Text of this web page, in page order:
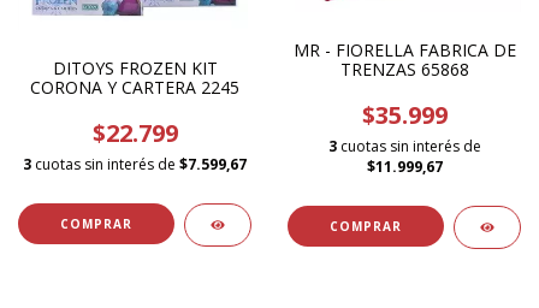
DITOYS FROZEN KIT
CORONA Y CARTERA 2245
$22.799
3 cuotas sin interés de $7.599,67
COMPRAR
MR - FIORELLA FABRICA DE
TRENZAS 65868
$35.999
3 cuotas sin interés de
$11.999,67